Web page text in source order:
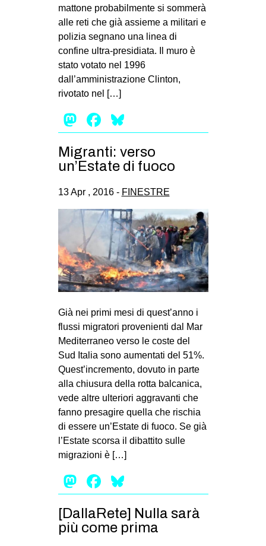
MEDIO ORIENTE
MONDO
EVENTI
in
tw
bsky
SEARCH
mattone probabilmente si sommerà
alle reti che già assieme a militari e
polizia segnano una linea di
confine ultra-presidiata. Il muro è
stato votato nel 1996
dall’amministrazione Clinton,
rivotato nel […]
Mastodon
Facebook
Migranti: verso
un’Estate di fuoco
13 Apr , 2016 - FINESTRE
Già nei primi mesi di quest’anno i
flussi migratori provenienti dal Mar
Mediterraneo verso le coste del
Sud Italia sono aumentati del 51%.
Quest’incremento, dovuto in parte
alla chiusura della rotta balcanica,
vede altre ulteriori aggravanti che
fanno presagire quella che rischia
di essere un’Estate di fuoco. Se già
l’Estate scorsa il dibattito sulle
migrazioni è […]
Mastodon
Facebook
[DallaRete] Nulla sarà
più come prima